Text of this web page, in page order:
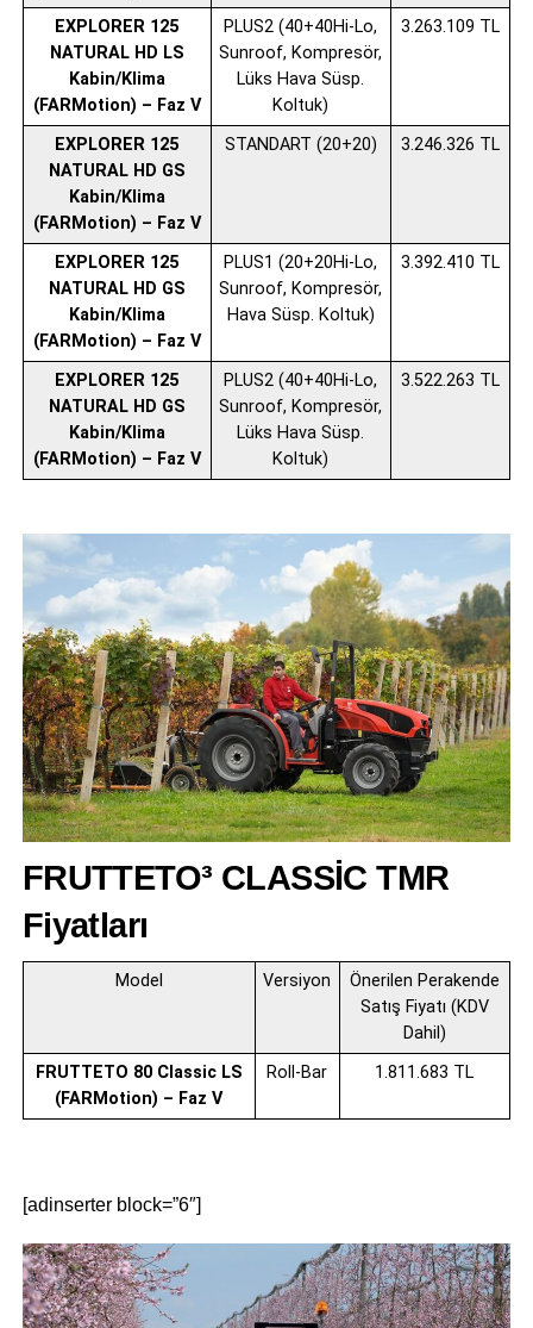
EXPLORER 125
NATURAL HD LS
Kabin/Klima
(FARMotion) – Faz V
PLUS2 (40+40Hi-Lo,
Sunroof, Kompresör,
Lüks Hava Süsp.
Koltuk)
3.263.109 TL
EXPLORER 125
NATURAL HD GS
Kabin/Klima
(FARMotion) – Faz V
STANDART (20+20) 3.246.326 TL
EXPLORER 125
NATURAL HD GS
Kabin/Klima
(FARMotion) – Faz V
PLUS1 (20+20Hi-Lo,
Sunroof, Kompresör,
Hava Süsp. Koltuk)
3.392.410 TL
EXPLORER 125
NATURAL HD GS
Kabin/Klima
(FARMotion) – Faz V
PLUS2 (40+40Hi-Lo,
Sunroof, Kompresör,
Lüks Hava Süsp.
Koltuk)
3.522.263 TL
FRUTTETO³ CLASSİC TMR
Fiyatları
Model Versiyon
Önerilen Perakende
Satış Fiyatı (KDV
Dahil)
FRUTTETO 80 Classic LS
(FARMotion) – Faz V
Roll-Bar 1.811.683 TL
[adinserter block=”6″]